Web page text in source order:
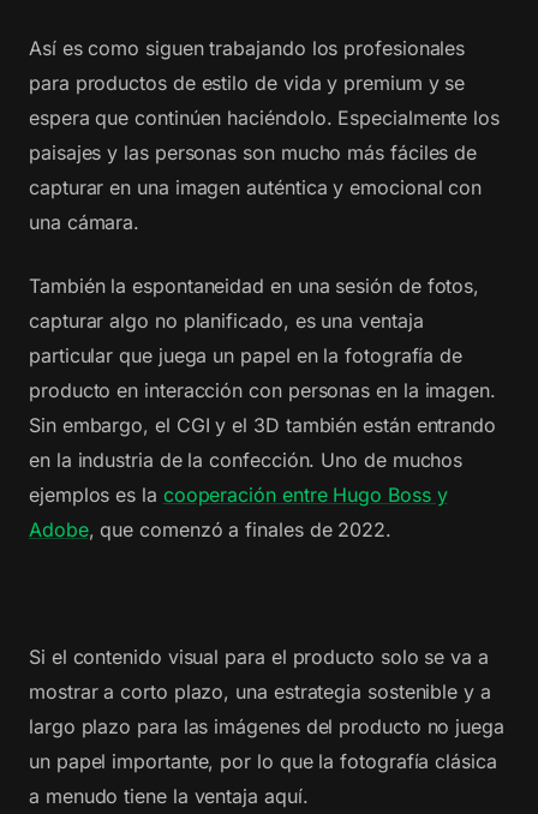
Así es como siguen trabajando los profesionales
para productos de estilo de vida y premium y se
espera que continúen haciéndolo. Especialmente los
paisajes y las personas son mucho más fáciles de
capturar en una imagen auténtica y emocional con
una cámara.
También la espontaneidad en una sesión de fotos,
capturar algo no planificado, es una ventaja
particular que juega un papel en la fotografía de
producto en interacción con personas en la imagen.
Sin embargo, el CGI y el 3D también están entrando
en la industria de la confección. Uno de muchos
ejemplos es la cooperación entre Hugo Boss y
Adobe, que comenzó a finales de 2022.
Si el contenido visual para el producto solo se va a
mostrar a corto plazo, una estrategia sostenible y a
largo plazo para las imágenes del producto no juega
un papel importante, por lo que la fotografía clásica
a menudo tiene la ventaja aquí.